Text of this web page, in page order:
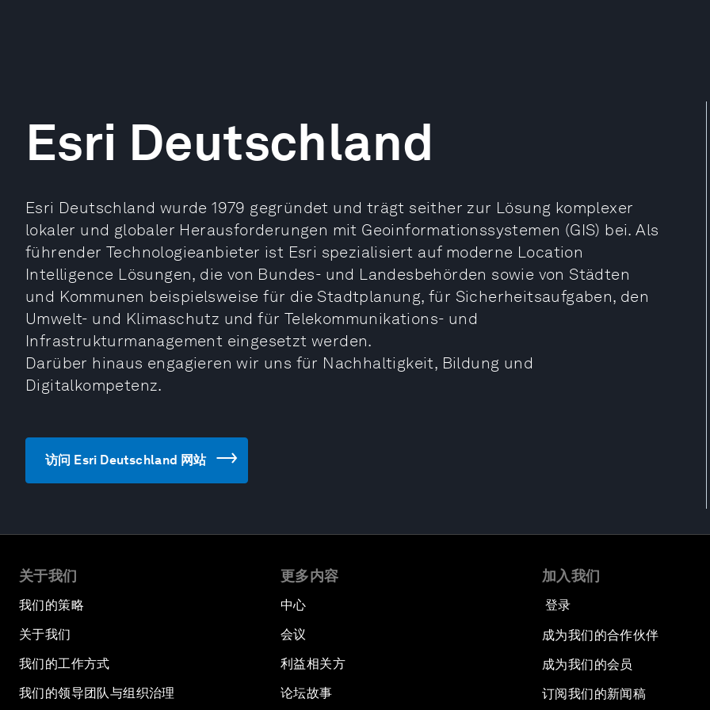
Esri Deutschland
Esri Deutschland wurde 1979 gegründet und trägt seither zur Lösung komplexer
lokaler und globaler Herausforderungen mit Geoinformationssystemen (GIS) bei. Als
führender Technologieanbieter ist Esri spezialisiert auf moderne Location
Intelligence Lösungen, die von Bundes- und Landesbehörden sowie von Städten
und Kommunen beispielsweise für die Stadtplanung, für Sicherheitsaufgaben, den
Umwelt- und Klimaschutz und für Telekommunikations- und
Infrastrukturmanagement eingesetzt werden.
Darüber hinaus engagieren wir uns für Nachhaltigkeit, Bildung und
Digitalkompetenz.
访问 Esri Deutschland 网站
关于我们
我们的策略
关于我们
我们的工作方式
我们的领导团队与组织治理
更多内容
中心
会议
利益相关方
论坛故事
加入我们
登录
成为我们的合作伙伴
成为我们的会员
订阅我们的新闻稿